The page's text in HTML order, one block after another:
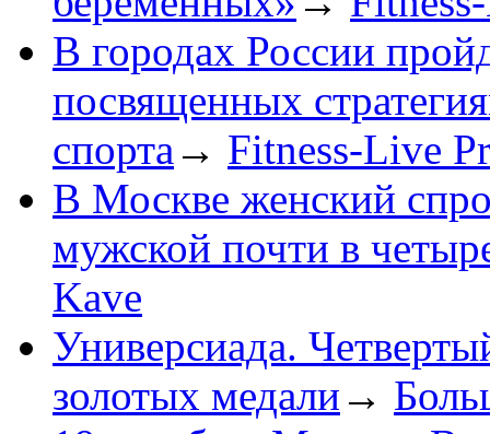
В городах России
посвященных
спорта → Fitness-Live
В Москве женский
мужской почти в
Kave
Универсиада.
золотых медали →